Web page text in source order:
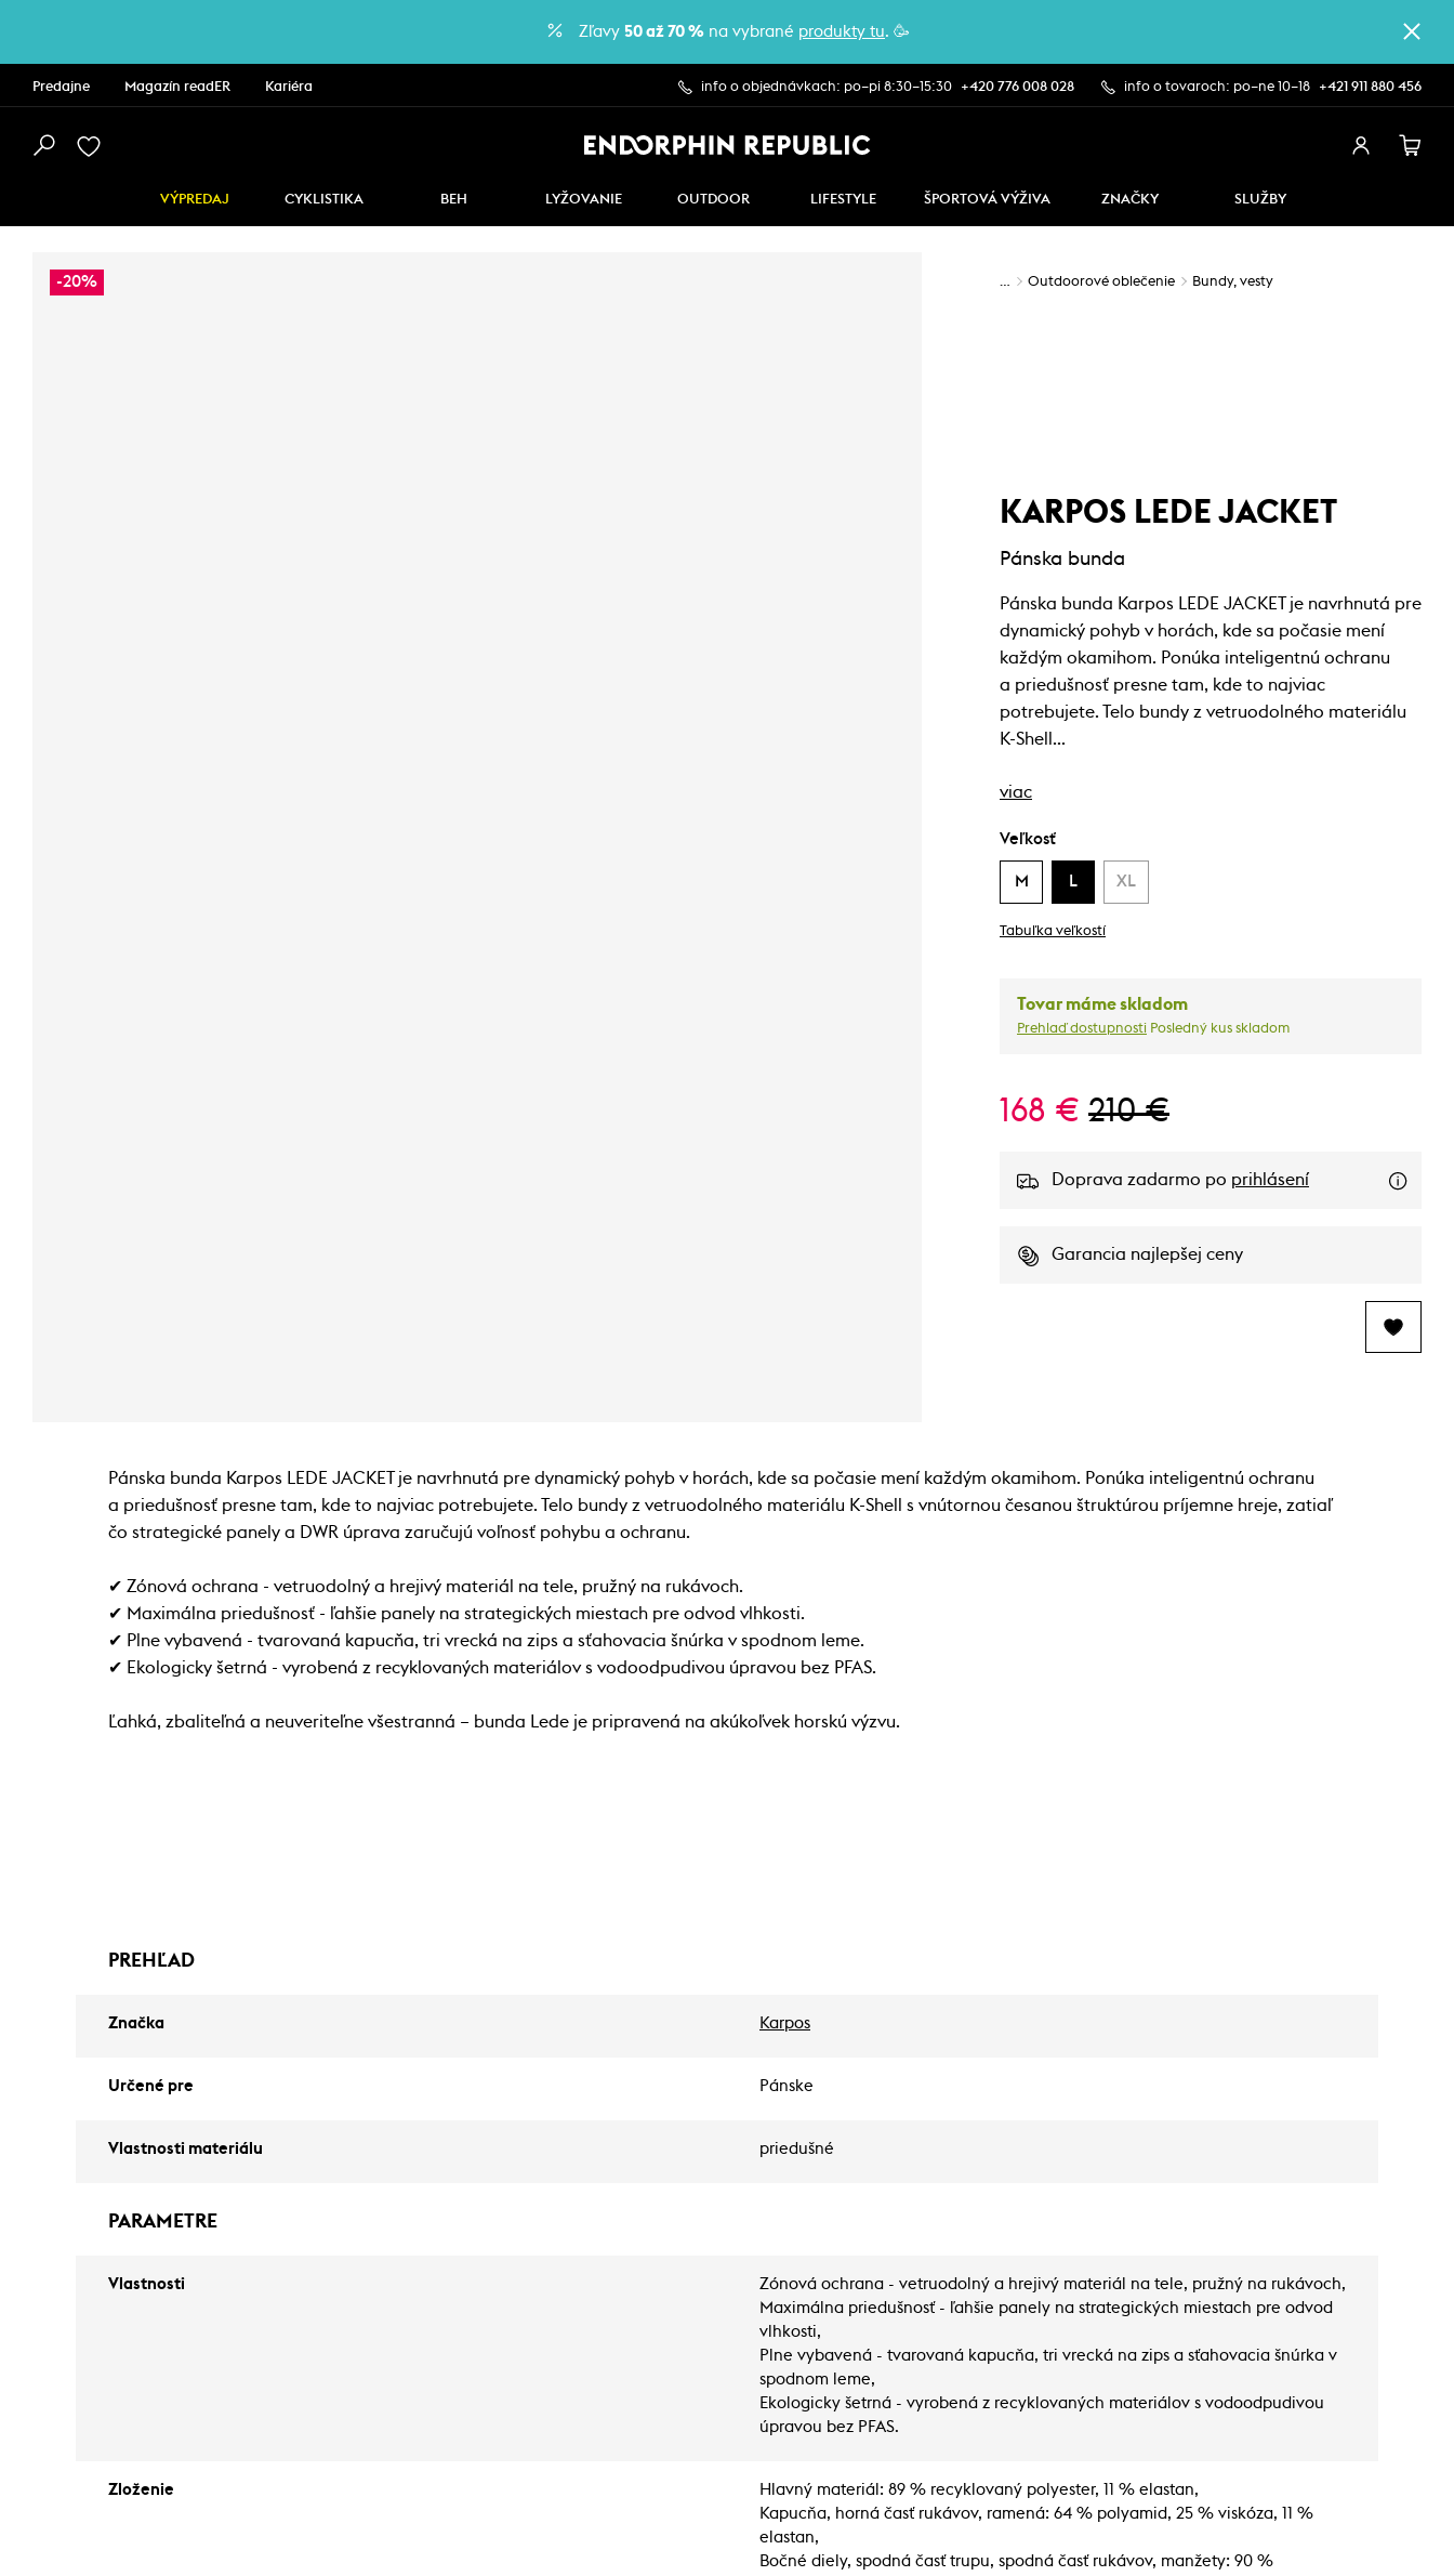
Zľavy 50 až 70 % na vybrané produkty tu. 🥳
Predajne Magazín readER Kariéra info o objednávkach: po–pi 8:30–15:30 +420 776 008 028 info o tovaroch: po–ne 10–18 +421 911 880 456
VÝPREDAJ CYKLISTIKA BEH LYŽOVANIE OUTDOOR LIFESTYLE ŠPORTOVÁ VÝŽIVA ZNAČKY SLUŽBY
-20% … Outdoorové oblečenie Bundy, vesty
KARPOS LEDE JACKET
Pánska bunda
Pánska bunda Karpos LEDE JACKET je navrhnutá pre
dynamický pohyb v horách, kde sa počasie mení
každým okamihom. Ponúka inteligentnú ochranu
a priedušnosť presne tam, kde to najviac
potrebujete. Telo bundy z vetruodolného materiálu
K-Shell…
viac
Veľkosť
M L XL
Tabuľka veľkostí
Tovar máme skladom
Prehlaď dostupnosti Posledný kus skladom
168 € 210 €
Doprava zadarmo po prihlásení
Garancia najlepšej ceny
Pánska bunda Karpos LEDE JACKET je navrhnutá pre dynamický pohyb v horách, kde sa počasie mení každým okamihom. Ponúka inteligentnú ochranu
a priedušnosť presne tam, kde to najviac potrebujete. Telo bundy z vetruodolného materiálu K-Shell s vnútornou česanou štruktúrou príjemne hreje, zatiaľ
čo strategické panely a DWR úprava zaručujú voľnosť pohybu a ochranu.
✔ Zónová ochrana - vetruodolný a hrejivý materiál na tele, pružný na rukávoch.
✔ Maximálna priedušnosť - ľahšie panely na strategických miestach pre odvod vlhkosti.
✔ Plne vybavená - tvarovaná kapucňa, tri vrecká na zips a sťahovacia šnúrka v spodnom leme.
✔ Ekologicky šetrná - vyrobená z recyklovaných materiálov s vodoodpudivou úpravou bez PFAS.
Ľahká, zbaliteľná a neuveriteľne všestranná – bunda Lede je pripravená na akúkoľvek horskú výzvu.
PREHĽAD
Značka Karpos
Určené pre Pánske
Vlastnosti materiálu priedušné
PARAMETRE
Vlastnosti
Zónová ochrana - vetruodolný a hrejivý materiál na tele, pružný na rukávoch,
Maximálna priedušnosť - ľahšie panely na strategických miestach pre odvod
vlhkosti,
Plne vybavená - tvarovaná kapucňa, tri vrecká na zips a sťahovacia šnúrka v
spodnom leme,
Ekologicky šetrná - vyrobená z recyklovaných materiálov s vodoodpudivou
úpravou bez PFAS.
Zloženie
Hlavný materiál: 89 % recyklovaný polyester, 11 % elastan,
Kapucňa, horná časť rukávov, ramená: 64 % polyamid, 25 % viskóza, 11 %
elastan,
Bočné diely, spodná časť trupu, spodná časť rukávov, manžety: 90 %